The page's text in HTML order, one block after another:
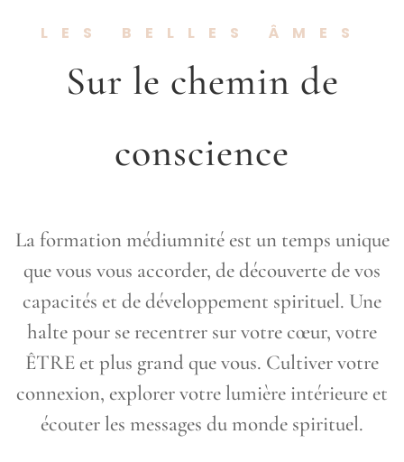
LES BELLES ÂMES
Sur le chemin de
conscience
La formation médiumnité est un temps unique
que vous vous accorder, de découverte de vos
capacités et de développement spirituel. Une
halte pour se recentrer sur votre cœur, votre
ÊTRE et plus grand que vous. Cultiver votre
connexion, explorer votre lumière intérieure et
écouter les messages du monde spirituel.